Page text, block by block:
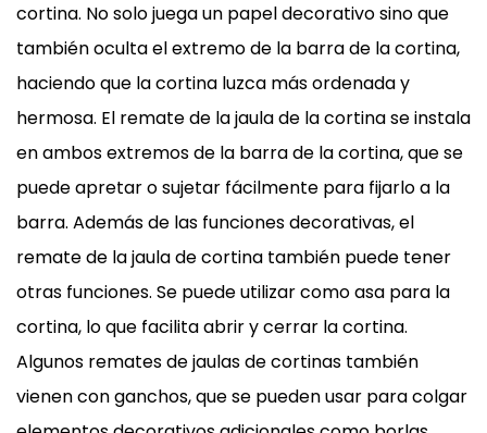
cortina. No solo juega un papel decorativo sino que
también oculta el extremo de la barra de la cortina,
haciendo que la cortina luzca más ordenada y
hermosa. El remate de la jaula de la cortina se instala
en ambos extremos de la barra de la cortina, que se
puede apretar o sujetar fácilmente para fijarlo a la
barra. Además de las funciones decorativas, el
remate de la jaula de cortina también puede tener
otras funciones. Se puede utilizar como asa para la
cortina, lo que facilita abrir y cerrar la cortina.
Algunos remates de jaulas de cortinas también
vienen con ganchos, que se pueden usar para colgar